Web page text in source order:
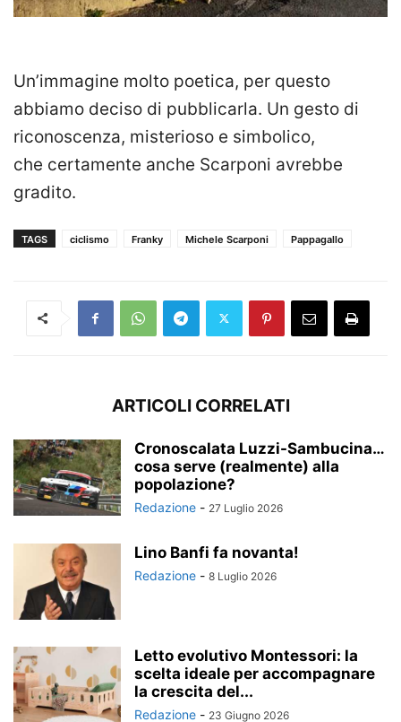
Un’immagine molto poetica, per questo
abbiamo deciso di pubblicarla. Un gesto di
riconoscenza, misterioso e simbolico,
che certamente anche Scarponi avrebbe
gradito.
TAGS ciclismo Franky Michele Scarponi Pappagallo
ARTICOLI CORRELATI
Cronoscalata Luzzi-Sambucina…
cosa serve (realmente) alla
popolazione?
Redazione - 27 Luglio 2026
Lino Banfi fa novanta!
Redazione - 8 Luglio 2026
Letto evolutivo Montessori: la
scelta ideale per accompagnare
la crescita del...
Redazione - 23 Giugno 2026